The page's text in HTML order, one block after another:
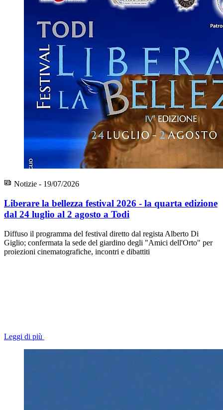
Notizie - 19/07/2026
Liberare la bellezza festival 2026 - la quarta edizione
dal 24 luglio al 2 agosto a Todi
Diffuso il programma del festival diretto dal regista Alberto Di
Giglio; confermata la sede del giardino degli "Amici dell'Orto" per
proiezioni cinematografiche, incontri e dibattiti
Leggi di più